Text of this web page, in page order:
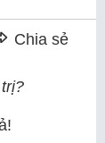
Chia sẻ